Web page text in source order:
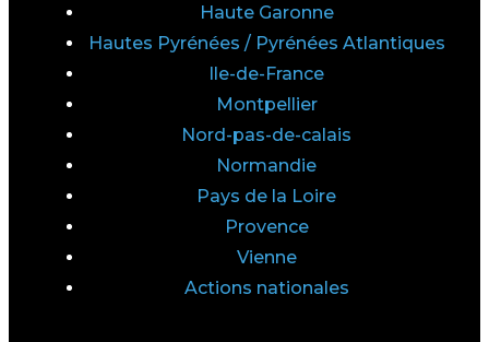
Haute Garonne
Hautes Pyrénées / Pyrénées Atlantiques
Ile-de-France
Montpellier
Nord-pas-de-calais
Normandie
Pays de la Loire
Provence
Vienne
Actions nationales